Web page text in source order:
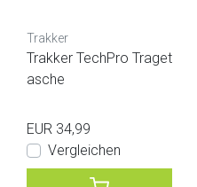
Trakker
Trakker TechPro Traget
asche
EUR 34,99
Vergleichen